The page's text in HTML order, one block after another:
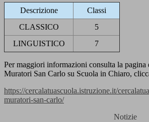
Descrizione
Classi
CLASSICO
5
LINGUISTICO
7
Per maggiori informazioni consulta la pagina
Muratori San Carlo su Scuola in Chiaro,
https://cercalatuascuola.istruzione.it/
muratori-san-carlo/
Notizie